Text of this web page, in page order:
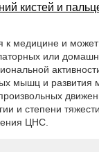
кистей и
к медицине и
или
мышц и развития
и степени
ЦНС.